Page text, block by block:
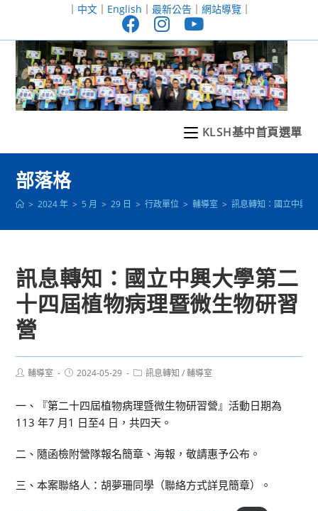
至
｜ 中文｜ English ｜ 最新公告｜ 網站導覽｜
KLSH基中首頁選單
部落格
> 2024 年 > 5 月 > 29 日 > 行政單位 > 輔導室 > 訊息轉知：國立中興
訊息轉知：國立中興大學第二
十四屆植物病理暨微生物研習
營
Post輔導室
Post2024-05-29
Post訊息轉知 / 輔導室
一、『第二十四屆植物病理暨微生物研習營』活動日期為
113 年7 月1 日至4 日，共四天。
二、隨函檢附營隊報名簡章、海報，敬請惠予公布。
三、本案聯絡人：胡夢珊同學（聯絡方式詳見簡章）。